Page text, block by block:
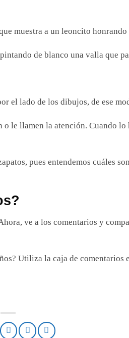
muestra a un leoncito
de blanco una valla que
el lado de los dibujos, de ese
le llamen la atención. Cuando
pues entendemos cuáles
ve a los comentarios y
Utiliza la caja de comentarios